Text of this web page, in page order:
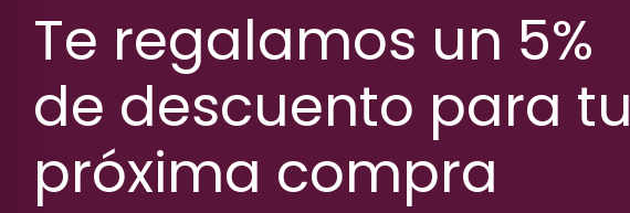
Te regalamos un 5%
de descuento para tu
próxima compra